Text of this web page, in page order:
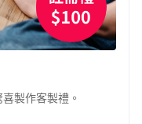
製作客製禮。